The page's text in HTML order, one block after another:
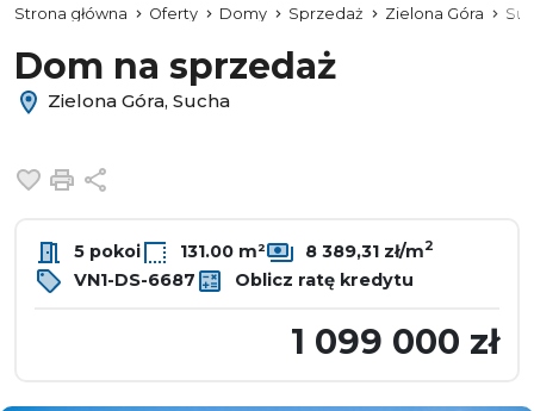
Strona główna Oferty Domy Sprzedaż Zielona Góra
Dom na sprzedaż
Zielona Góra, Sucha
Dodaj do ulubionych
Drukuj
5 pokoi 131.00 m² 8 389,31 zł/m2
VN1-DS-6687 Oblicz ratę kredytu
1 099 000 zł